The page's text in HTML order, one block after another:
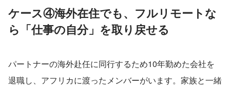
ケース④海外在住でも、フルリモートな
ら「仕事の自分」を取り戻せる
パートナーの海外赴任に同行するため10年勤めた会社を
退職し、アフリカに渡ったメンバーがいます。家族と一緒